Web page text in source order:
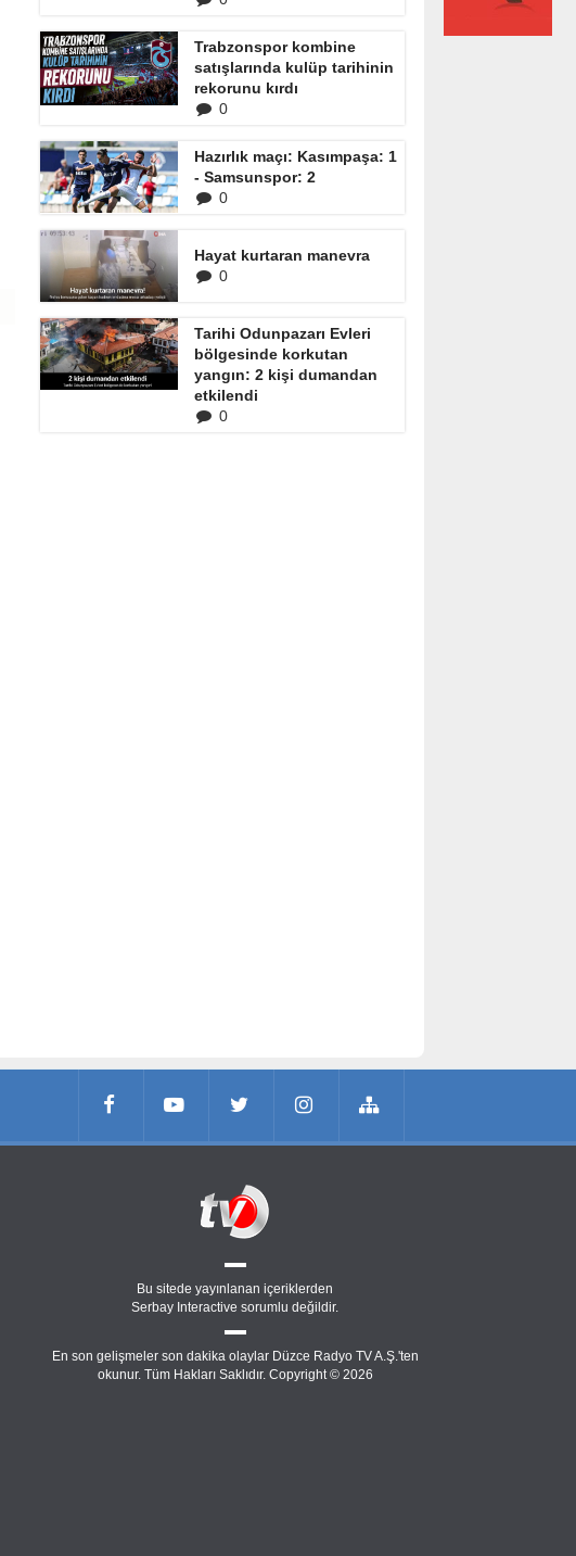
Trabzonspor kombine
satışlarında kulüp tarihinin
rekorunu kırdı
0
Hazırlık maçı: Kasımpaşa: 1
- Samsunspor: 2
0
Hayat kurtaran manevra
0
Tarihi Odunpazarı Evleri
bölgesinde korkutan
yangın: 2 kişi dumandan
etkilendi
0
Bu sitede yayınlanan içeriklerden
Serbay Interactive sorumlu değildir.
En son gelişmeler son dakika olaylar Düzce Radyo TV A.Ş.'ten
okunur. Tüm Hakları Saklıdır. Copyright © 2026